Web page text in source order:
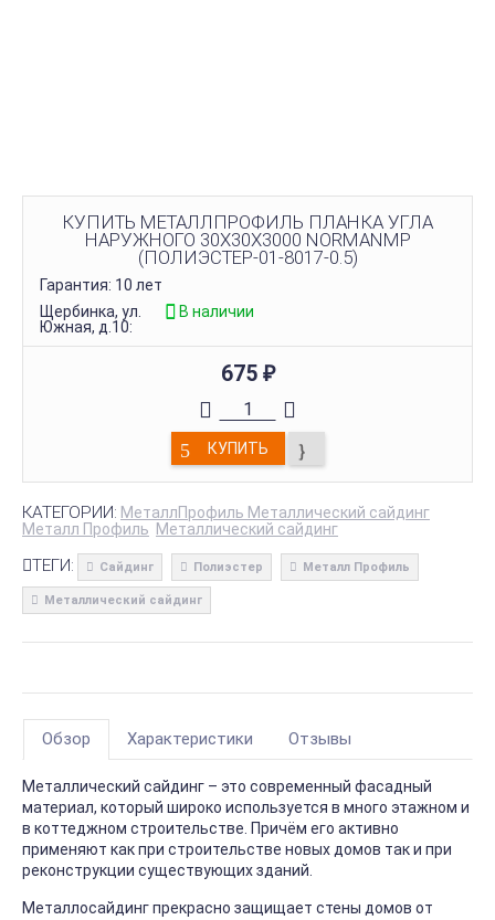
КУПИТЬ МЕТАЛЛПРОФИЛЬ ПЛАНКА УГЛА
НАРУЖНОГО 30Х30Х3000 NORMANMP
(ПОЛИЭСТЕР-01-8017-0.5)
Гарантия: 10 лет
Щербинка, ул.
Южная, д.10:
В наличии
675 ₽
КУПИТЬ
КАТЕГОРИИ: МеталлПрофиль Металлический сайдинг
Металл Профиль Металлический сайдинг
ТЕГИ: Сайдинг Полиэстер Металл Профиль
Металлический сайдинг
Обзор Характеристики Отзывы
Металлический сайдинг – это современный фасадный
материал, который широко используется в много этажном и
в коттеджном строительстве. Причём его активно
применяют как при строительстве новых домов так и при
реконструкции существующих зданий.
Металлосайдинг прекрасно защищает стены домов от